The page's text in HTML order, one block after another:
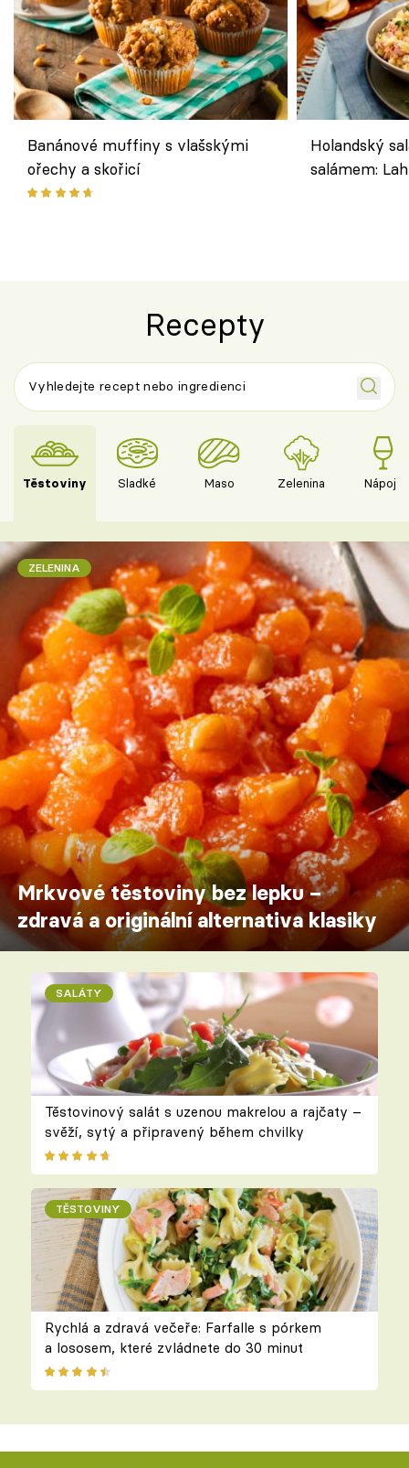
Banánové muffiny s vlašskými
ořechy a skořicí
Holandský
salámem:
Recepty
Těstoviny Sladké Maso Zelenina Nápoje
ZELENINA
Mrkvové těstoviny bez lepku –
zdravá a originální alternativa klasiky
SALÁTY
Těstovinový salát s uzenou makrelou a rajčaty –
svěží, sytý a připravený během chvilky
TĚSTOVINY
Rychlá a zdravá večeře: Farfalle s pórkem
a lososem, které zvládnete do 30 minut